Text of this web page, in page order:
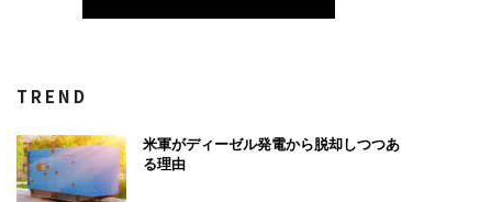
TREND
米軍がディーゼル発電から脱却しつつあ
る理由